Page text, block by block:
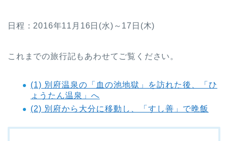
日程：2016年11月16日(水)～17日(木)
これまでの旅行記もあわせてご覧ください。
(1) 別府温泉の「血の池地獄」を訪れた後、「ひ
ょうたん温泉」へ
(2) 別府から大分に移動し、「すし善」で晩飯